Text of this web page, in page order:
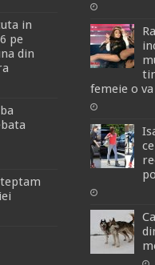
in
pe
din
femeie o